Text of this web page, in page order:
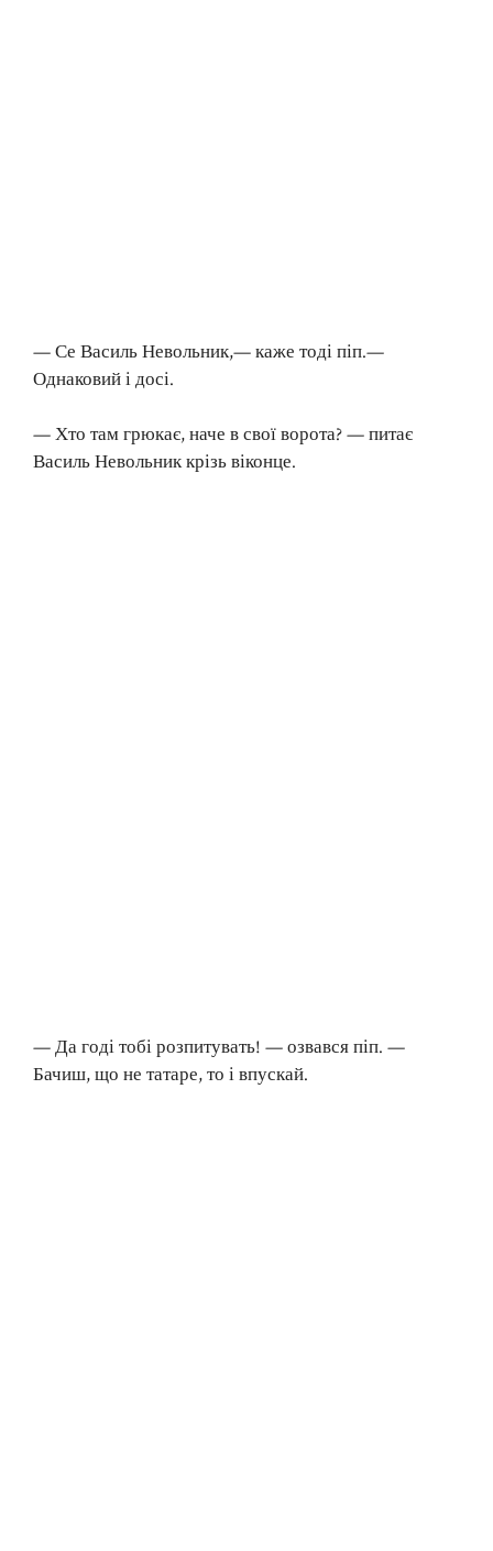
— Се Василь Невольник,— каже тоді піп.—
Однаковий і досі.
— Хто там грюкає, наче в свої ворота? — питає
Василь Невольник крізь віконце.
— Да годі тобі розпитувать! — озвався піп. —
Бачиш, що не татаре, то і впускай.